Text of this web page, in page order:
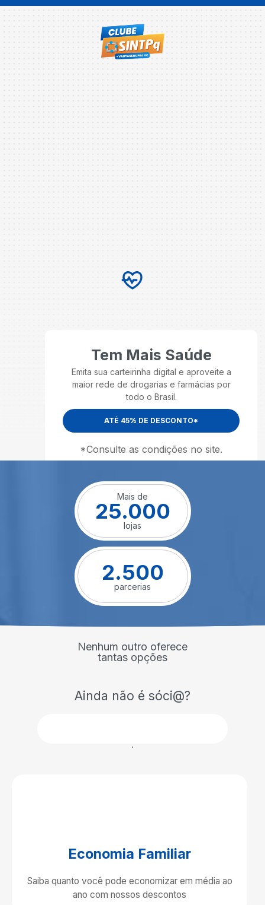
Tem Mais Saúde
Emita sua carteirinha digital e aproveite a
maior rede de drogarias e farmácias por
todo o Brasil.
ATÉ 45% DE DESCONTO*
*Consulte as condições no site.
Mais de
25.000
lojas
2.500
parcerias
Nenhum outro oferece
tantas opções
Ainda não é sóci@?
Economia Familiar
Saiba quanto você pode economizar em média ao
ano com nossos descontos